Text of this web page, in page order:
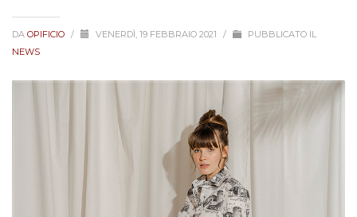
DA OPIFICIO / VENERDÌ, 19 FEBBRAIO 2021 /
PUBBLICATO IL
NEWS